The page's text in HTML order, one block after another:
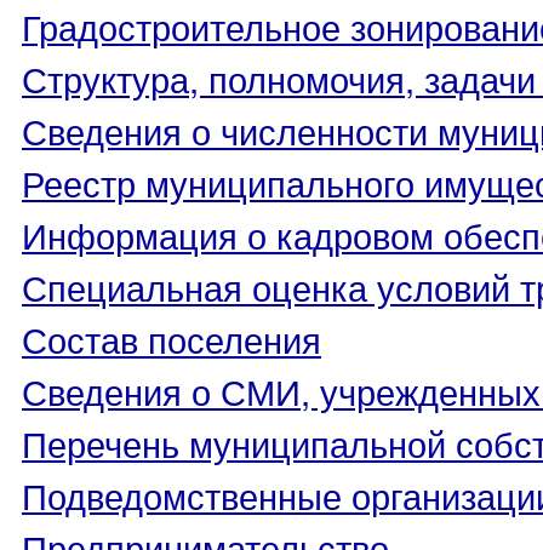
Градостроительное
Структура, полномочия,
Сведения о численности
Реестр муниципального
Информация о кадровом
Специальная оценка условий
Состав поселения
Сведения о СМИ,
Перечень муниципальной
Подведомственные